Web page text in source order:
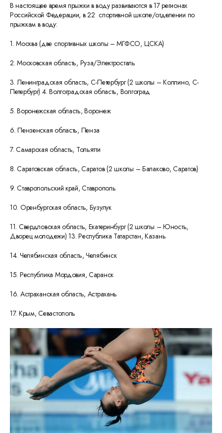
В настоящее время прыжки в воду развиваются в 17 регионах
Российской Федерации, в 22 спортивной школе/отделении по
прыжкам в воду:
1. Москва (две спортивных школы – МГФСО, ЦСКА)
2. Московская область, Руза/Электросталь
3. Ленинградская область, С-Петербург (2 школы – Колпино, С-
Петербург) 4. Волгоградская область, Волгоград
5. Воронежская область, Воронеж
6. Пензенская область, Пенза
7. Самарская область, Тольятти
8. Саратовская область, Саратов (2 школы – Балаково, Саратов)
9. Ставропольский край, Ставрополь
10. Оренбургская область, Бузулук
11. Свердловская область, Екатеринбург (2 школы – Юность,
Дворец молодежи) 13. Республика Татарстан, Казань
14. Челябинская область, Челябинск
15. Республика Мордовия, Саранск
16. Астраханская область, Астрахань
17. Крым, Севастополь